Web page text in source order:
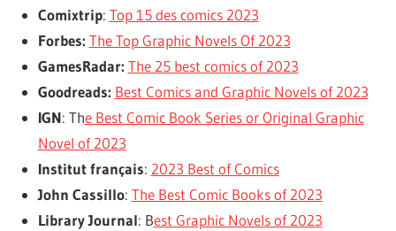
Comixtrip: Top 15 des comics 2023
Forbes: The Top Graphic Novels Of 2023
GamesRadar: The 25 best comics of 2023
Goodreads: Best Comics and Graphic Novels of 2023
IGN: The Best Comic Book Series or Original Graphic
Novel of 2023
Institut français: 2023 Best of Comics
John Cassillo: The Best Comic Books of 2023
Library Journal: Best Graphic Novels of 2023